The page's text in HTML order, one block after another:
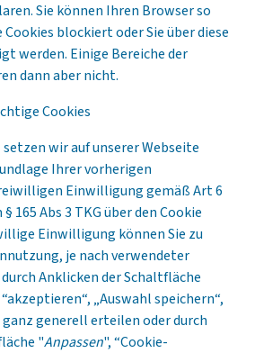
Sie können Ihren Browser so
blockiert oder Sie über diese
werden. Einige Bereiche der
dann aber nicht.
Cookies
wir auf unserer Webseite
Ihrer vorherigen
Einwilligung gemäß Art 6
§ 165 Abs 3 TKG über den Cookie
Einwilligung können Sie zu
je nach verwendeter
Anklicken der Schaltfläche
“akzeptieren“, „Auswahl speichern“,
ganz generell erteilen oder durch
"Anpassen", “Cookie-